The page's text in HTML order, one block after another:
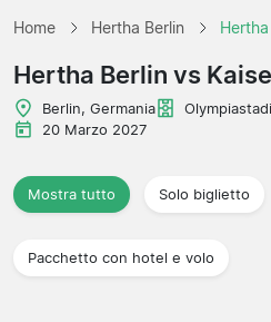
Home Hertha Berlin
Hertha Berlin vs
Berlin, Germania
20 Marzo 2027
Mostra tutto Solo biglietto
Pacchetto con hotel e volo